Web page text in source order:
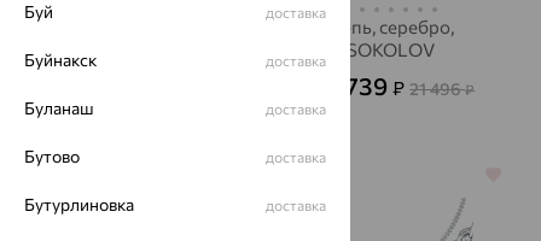
Цепь, серебро,
SOKOLOV
7 739₽ 21 496₽
Буй доставка
Буйнакск доставка
Буланаш доставка
Бутово доставка
Бутурлиновка доставка